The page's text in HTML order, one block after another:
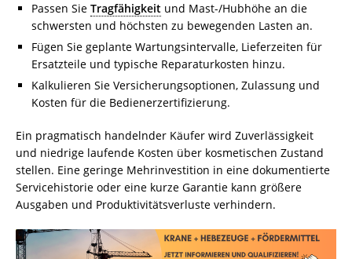
Passen Sie Tragfähigkeit und Mast-/Hubhöhe an die
schwersten und höchsten zu bewegenden Lasten an.
Fügen Sie geplante Wartungsintervalle, Lieferzeiten für
Ersatzteile und typische Reparaturkosten hinzu.
Kalkulieren Sie Versicherungsoptionen, Zulassung und
Kosten für die Bedienerzertifizierung.
Ein pragmatisch handelnder Käufer wird Zuverlässigkeit
und niedrige laufende Kosten über kosmetischen Zustand
stellen. Eine geringe Mehrinvestition in eine dokumentierte
Servicehistorie oder eine kurze Garantie kann größere
Ausgaben und Produktivitätsverluste verhindern.